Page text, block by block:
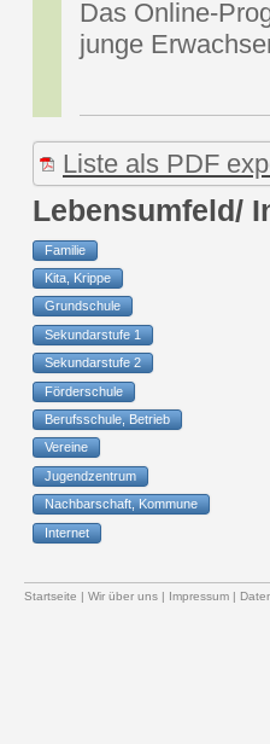
Das Online-
junge
Liste als PDF
Lebensumfeld/
Familie
Kita, Krippe
Grundschule
Sekundarstufe 1
Sekundarstufe 2
Förderschule
Berufsschule, Betrieb
Vereine
Jugendzentrum
Nachbarschaft, Kommune
Internet
Startseite | Wir über uns | Impressum |